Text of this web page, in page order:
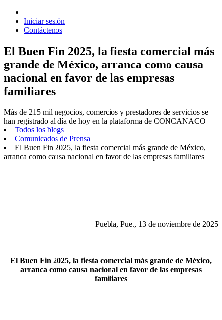
Iniciar sesión
Contáctenos
El Buen Fin 2025, la fiesta comercial más
grande de México, arranca como causa
nacional en favor de las empresas
familiares
Más de 215 mil negocios, comercios y prestadores de servicios se
han registrado al día de hoy en la plataforma de CONCANACO
Todos los blogs
Comunicados de Prensa
El Buen Fin 2025, la fiesta comercial más grande de México,
arranca como causa nacional en favor de las empresas familiares
Puebla, Pue., 13 de noviembre de 2025
El Buen Fin 2025, la fiesta comercial más grande de México,
arranca como causa nacional en favor de las empresas
familiares